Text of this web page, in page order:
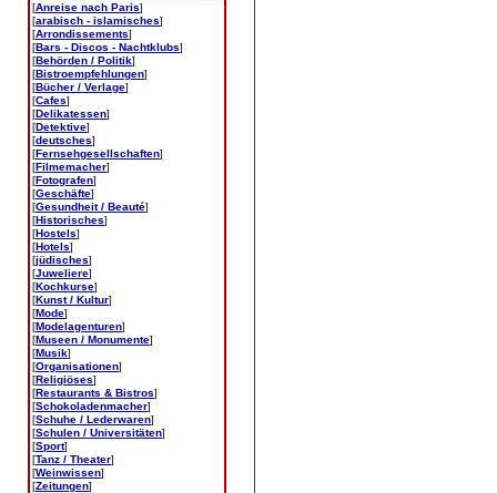
[Anreise nach Paris]
[arabisch - islamisches]
[Arrondissements]
[Bars - Discos - Nachtklubs]
[Behörden / Politik]
[Bistroempfehlungen]
[Bücher / Verlage]
[Cafes]
[Delikatessen]
[Detektive]
[deutsches]
[Fernsehgesellschaften]
[Filmemacher]
[Fotografen]
[Geschäfte]
[Gesundheit / Beauté]
[Historisches]
[Hostels]
[Hotels]
[jüdisches]
[Juweliere]
[Kochkurse]
[Kunst / Kultur]
[Mode]
[Modelagenturen]
[Museen / Monumente]
[Musik]
[Organisationen]
[Religiöses]
[Restaurants & Bistros]
[Schokoladenmacher]
[Schuhe / Lederwaren]
[Schulen / Universitäten]
[Sport]
[Tanz / Theater]
[Weinwissen]
[Zeitungen]